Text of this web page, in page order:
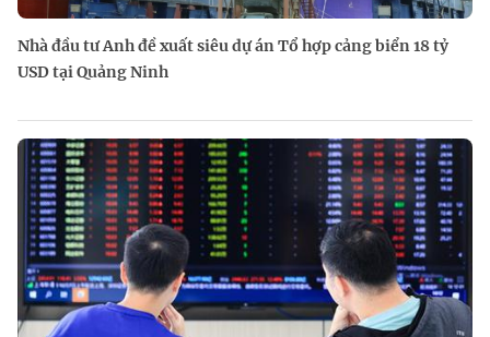
Nhà đầu tư Anh đề xuất siêu dự án Tổ hợp cảng biển 18 tỷ
USD tại Quảng Ninh